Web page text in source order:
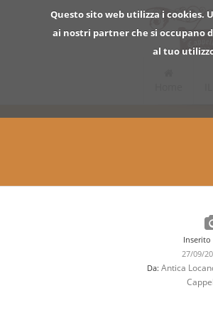
Questo sito web utilizza i
ai nostri partner che si occupano
al tuo
Inserito
27/09/
Da: Antica